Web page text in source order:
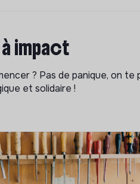
impact
? Pas de panique, on te
et solidaire !